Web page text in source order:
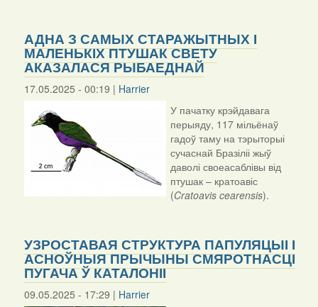
АДНА З САМЫХ СТАРАЖЫТНЫХ І
МАЛЕНЬКІХ ПТУШАК СВЕТУ
АКАЗАЛАСЯ РЫБАЕДНАЙ
17.05.2025 - 00:19 | Harrier
У пачатку крэйдавага
перыяду, 117 мільёнаў
гадоў таму на тэрыторыі
сучаснай Бразіліі жыў
даволі своеасаблівы від
птушак – кратоавіс
(Cratoavis cearensis).
УЗРОСТАВАЯ СТРУКТУРА ПАПУЛЯЦЫІ І
АСНОЎНЫЯ ПРЫЧЫНЫ СМЯРОТНАСЦІ
ПУГАЧА Ў КАТАЛОНІІ
09.05.2025 - 17:29 | Harrier